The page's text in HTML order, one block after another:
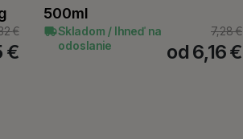
je chat a podobne.
.
€
€
500ml
Skladom / Ihneď na
odoslanie
7,28€
od 6,16€